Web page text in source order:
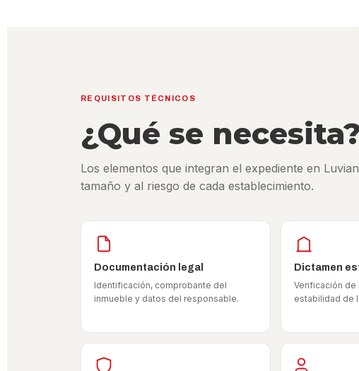
REQUISITOS TÉCNICOS
¿Qué se necesita?
Los elementos que integran el expediente en
tamaño y al riesgo de cada establecimiento.
Documentación legal
Identificación, comprobante del
inmueble y datos del responsable.
Dictamen
Verificación de
estabilidad de